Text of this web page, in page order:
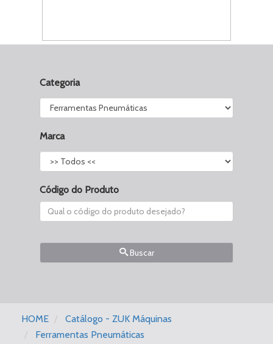
Categoria
Marca
Código do Produto
Buscar
HOME
Catálogo - ZUK Máquinas
Ferramentas Pneumáticas